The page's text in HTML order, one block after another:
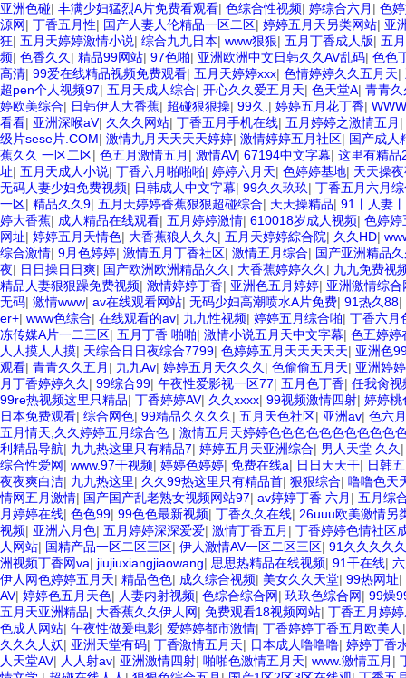
亚洲色碰| 丰满少妇猛烈A片免费看观看| 色综合性视频| 婷综合六月 | 色
源网| 丁香五月性| 国产人妻人伦精品一区二区| 婷婷五月天另类网站| 亚
狂| 五月天婷婷激情小说| 综合九九日本| www狠狠| 五月丁香成人版| 五
频| 色香久久 | 精品99网站| 97色啪| 亚洲欧洲中文日韩久久AV乱码| 色色
高清| 99爱在线精品视频免费观看| 五月天婷婷xxx| 色情婷婷久久五月天|
超pen个人视频97| 五月天成人综合| 开心久久爱五月天| 色天堂A| 青青
婷欧美综合| 日韩伊人大香蕉| 超碰狠狠操| 99久. | 婷婷五月花丁香|
看看| 亚洲深喉aV| 久久久网站| 丁香五月手机在线| 五月婷婷之激情五月 |
级片sese片.COM| 激情九月天天天天婷婷| 激情婷婷五月社区| 国产成人
蕉久久 一区二区| 色五月激情五月 | 激情AV| 67194中文字幕| 这里有精品
址| 五月天成人小说| 丁香六月啪啪啪| 婷婷六月天| 色婷婷基地| 天天操
无码人妻少妇免费视频| 日韩成人中文字幕| 99久久玖玖| 丁香五月六月
一区| 精品久久9| 五月天婷婷香蕉狠狠超碰综合| 天天操精品| 91丨人妻
婷大香蕉| 成人精品在线观看| 五月婷婷激情| 610018岁成人视频| 色婷婷
网址| 婷婷五月天情色| 大香蕉狼人久久 | 五月天婷婷綜合院| 久久HD|
综合激情| 9月色婷婷| 激情五月丁香社区| 激情五月综合| 国产亚洲精品
夜| 日日操日日爽| 国产欧洲欧洲精品久久 | 大香蕉婷婷久久 | 九九免费视
精品人妻狠狠躁免费视频| 激情婷婷丁香| 亚洲色五月婷婷| 亚洲激情综合
无码| 激情www| av在线观看网站| 无码少妇高潮喷水A片免费| 91热久88|
er+| www色综合| 在线观看的av| 九九性视频| 婷婷五月综合啪| 丁香六月
冻传媒A片一二三区| 五月丁香 啪啪| 激情小说五月天中文字幕| 色五婷婷
人人摸人人摸| 天综合日日夜综合7799| 色婷婷五月天天天天天| 亚洲色
观看| 青青久久五月 | 九九Av| 婷婷五月天久久久 | 色偷偷五月天| 亚洲婷
月丁香婷婷久久 | 99综合99| 午夜性爱影视一区77| 五月色丁香| 任我肏视
99re热视频这里只精品| 丁香婷婷AV| 久久xxxx| 99视频激情四射| 婷婷桃
日本免费观看| 综合网色| 99精品久久久久 | 五月天色社区| 亚洲av| 色六
五月情天,久久婷婷五月综合色 | 激情五月天婷婷色色色色色色色色色色
利精品导航| 九九热这里只有精品7| 婷婷五月天亚洲综合| 男人天堂 久久
综合性爱网| www.97干视频| 婷婷色婷婷| 免费在线a| 日日天天干| 日韩
夜夜爽白洁| 九九热这里| 久久99热这里只有精品首| 狠狠综合| 噜噜色天
情网五月激情| 国产国产乱老熟女视频网站97| av婷婷丁香 六月 | 五月综
月婷婷在线| 色色99| 99色色最新视频| 丁香久久在线| 26uuu欧美激情另
视频| 亚洲六月色| 五月婷婷深深爱爱| 激情丁香五月 | 丁香婷婷色情社区
人网站| 国精产品一区二区三区| 伊人激情AV一区二区三区| 91久久久久
洲视频丁香网va| jiujiuxiangjiaowang| 思思热精品在线视频| 91干在线|
伊人网色婷婷五月天| 精品色色| 成久综合视频| 美女久久天堂| 99热网址|
AV| 婷婷色五月天色| 人妻内射视频| 色综合综合网| 玖玖色综合网| 99燥
五月天亚洲精品| 大香蕉久久伊人网| 免费观看18视频网站| 丁香五月婷
色成人网站| 午夜性做爰电影| 爱婷婷都市激情| 丁香婷婷丁香五月欧美人
久久久人妖| 亚洲天堂有码| 丁香激情五月天| 日本成人噜噜噜| 婷婷丁香
人天堂AV| 人人射av| 亚洲激情四射| 啪啪色激情五月天| www.激情五月 |